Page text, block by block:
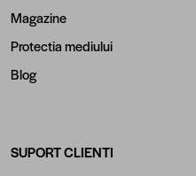
Magazine
Protectia mediului
Blog
SUPORT CLIENTI